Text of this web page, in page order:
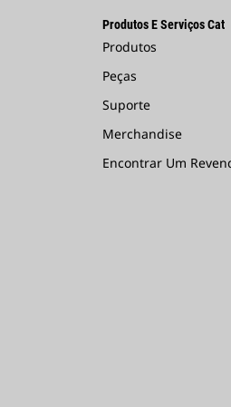
Produtos E Serviços Cat
Produtos
Peças
Suporte
Merchandise
Encontrar Um